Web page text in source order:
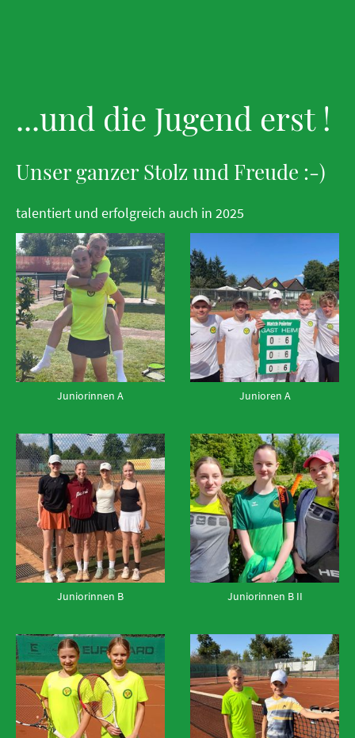
...und die Jugend erst !
Unser ganzer Stolz und Freude :-)
talentiert und erfolgreich auch in 2025
Juniorinnen A Junioren A
Juniorinnen B Juniorinnen B II